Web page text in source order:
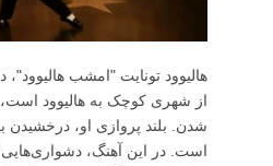
هالیوود تونایت "امشب
از شهری کوچک به هالیوود است،
شدن. بلند پروازی او،
است. در این آهنگ،